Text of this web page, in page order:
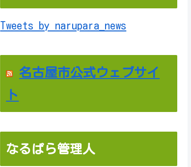
Tweets by narupara_news
名古屋市公式ウェブサイ
ト
なるぱら管理人